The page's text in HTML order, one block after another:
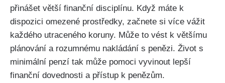
přinášet větší finanční disciplínu. Když máte k
dispozici omezené prostředky, začnete si více vážit
každého utraceného koruny. Může to vést k většímu
plánování a rozumnému nakládání s penězi. Život s
minimální penzí tak může pomoci vyvinout lepší
finanční dovednosti a přístup k penězům.